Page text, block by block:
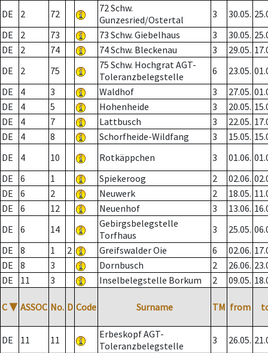
DE 2 72
72 Schw.
Gunzesried/Ostertal
3 30.05.
DE
2 73 73 Schw. Giebelhaus 3 30.05.
DE
2 74 74 Schw. Bleckenau 3 29.05.
DE
2 75
75 Schw. Hochgrat AGT-
Toleranzbelegstelle
6 23.05.
DE
4 3 Waldhof 3 27.05.
DE
4 5 Hohenheide 3 20.05.
DE
4 7 Lattbusch 3 22.05.
DE
4 8 Schorfheide-Wildfang 3 15.05.
DE
4 10 Rotkäppchen 3 01.06.
DE
6 1 Spiekeroog 2 02.06.
DE
6 2 Neuwerk 2 18.05.
DE
6 12 Neuenhof 3 13.06.
DE
6 14
Gebirgsbelegstelle
Torfhaus
3 25.05.
DE
8 1 2 Greifswalder Oie 6 02.06.
DE
8 3 Dornbusch 2 26.06.
DE
11 3 Inselbelegstelle Borkum 2 09.05.
C ▼ ASSOC No. D Code Surname TM from
DE 11 11
Erbeskopf AGT-
Toleranzbelegstelle
3 26.05.